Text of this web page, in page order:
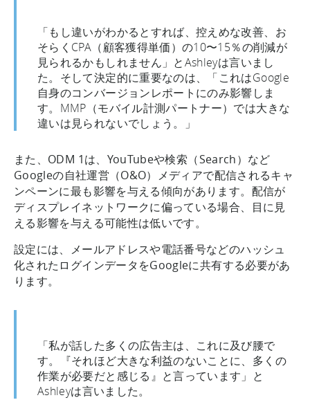
「もし違いがわかるとすれば、控えめな改善、お
そらくCPA（顧客獲得単価）の10〜15％の削減が
見られるかもしれません」とAshleyは言いまし
た。そして決定的に重要なのは、「これはGoogle
自身のコンバージョンレポートにのみ影響しま
す。MMP（モバイル計測パートナー）では大きな
違いは見られないでしょう。」
また、ODM 1は、YouTubeや検索（Search）など
Googleの自社運営（O&O）メディアで配信されるキャ
ンペーンに最も影響を与える傾向があります。配信が
ディスプレイネットワークに偏っている場合、目に見
える影響を与える可能性は低いです。
設定には、メールアドレスや電話番号などのハッシュ
化されたログインデータをGoogleに共有する必要があ
ります。
「私が話した多くの広告主は、これに及び腰で
す。『それほど大きな利益のないことに、多くの
作業が必要だと感じる』と言っています」と
Ashleyは言いました。